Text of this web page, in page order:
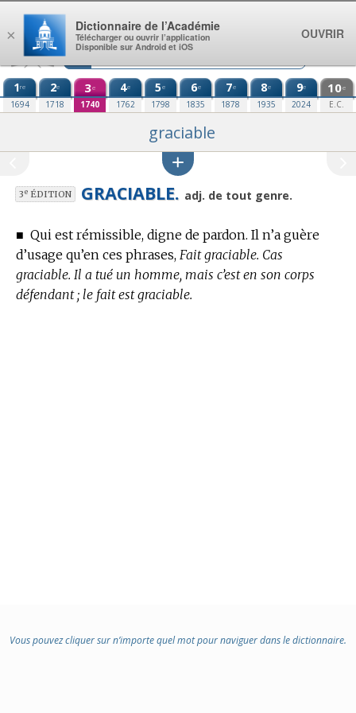
Aller au contenu
1re
1694
2e
1718
3e
1740
4e
1762
5e
1798
6e
1835
7e
1878
8e
1935
9e
2024
10e
E.C.
graciable
3eÉDITION GRACIABLE. adj. de tout genre.
■ Qui est rémissible, digne de pardon. Il n’a guère
d’usage qu’en ces phrases, Fait graciable. Cas
graciable. Il a tué un homme, mais c’est en son corps
défendant ; le fait est graciable.
Vous pouvez cliquer sur n’importe quel mot pour naviguer dans le dictionnaire.
×
Dictionnaire de l’Académie
Télécharger ou ouvrir l’application
Disponible sur Android et iOS
OUVRIR